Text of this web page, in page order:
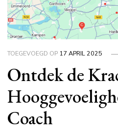
TOEGEVOEGD OP 17 APRIL 2025
Ontdek de
Coach